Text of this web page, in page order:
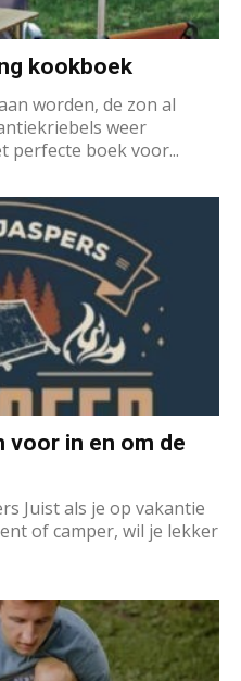
kookboek
worden, de zon al
weer
perfecte boek voor...
voor in en om de
Juist als je op vakantie
of camper, wil je lekker